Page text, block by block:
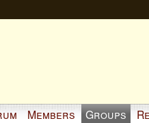
Members Groups